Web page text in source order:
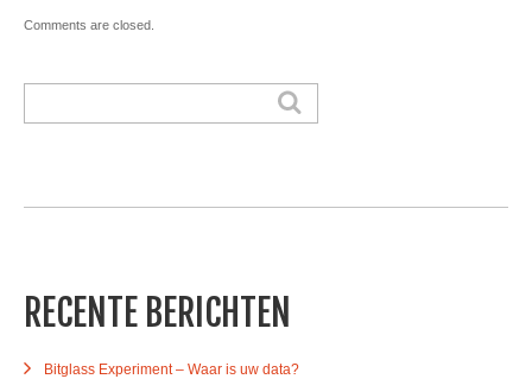
Comments are closed.
RECENTE BERICHTEN
Bitglass Experiment – Waar is uw data?